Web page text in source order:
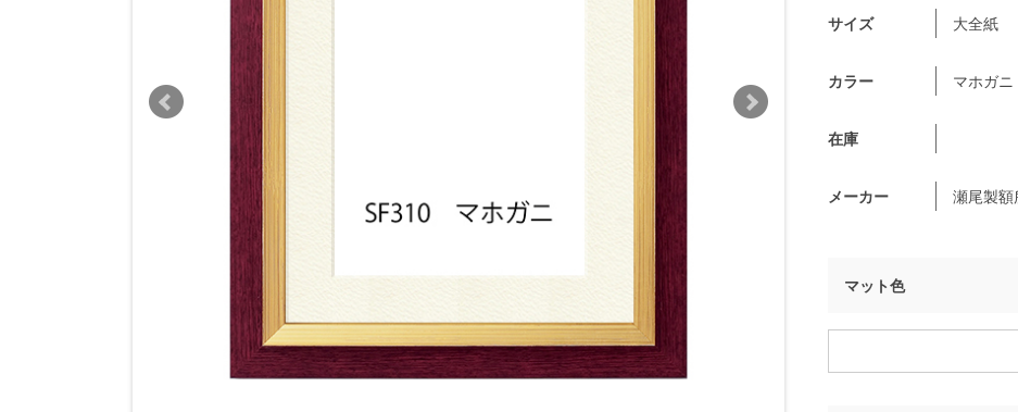
サイズ 大全紙
カラー マホガニ
在庫
メーカー 瀬尾製額
マット色